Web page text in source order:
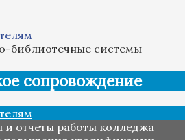
библиотечные системы
сопровождение
и отчеты работы колледжа